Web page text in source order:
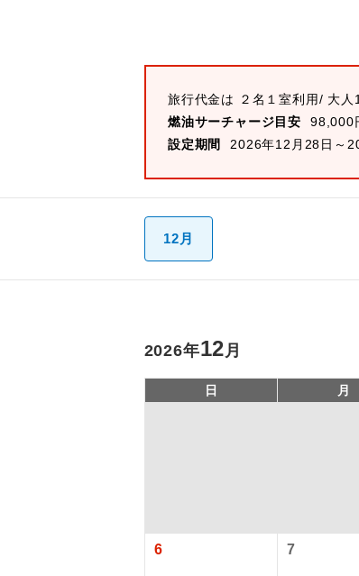
旅行代金は ２名１室利用/ 大
燃油サーチャージ目安
98,000
設定期間
2026年12月28日～
12月
2026年12 月
日 月
6 7